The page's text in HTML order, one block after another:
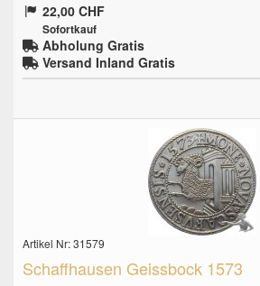
22,00 CHF
Sofortkauf
Abholung Gratis
Versand Inland Gratis
Artikel Nr: 31579
Schaffhausen Geissbock 1573